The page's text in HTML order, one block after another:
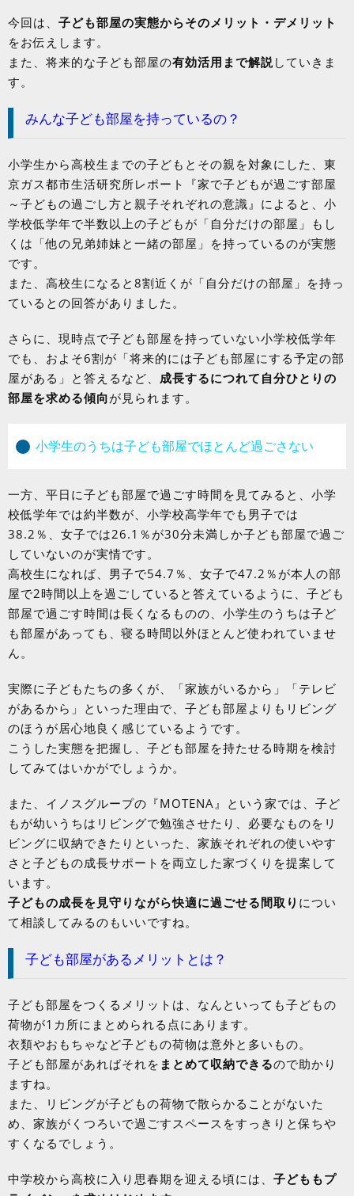
今回は、 子ども部屋の実態からそのメリット・デメリット
をお伝えします。
また、将来的な子ども部屋の有効活用まで解説していきま
す。
みんな子ども部屋を持っているの？
小学生から高校生までの子どもとその親を対象にした、東
京ガス都市生活研究所レポート『家で子どもが過ごす部屋
～子どもの過ごし方と親子それぞれの意識』によると、小
学校低学年で半数以上の子どもが「自分だけの部屋」もし
くは「他の兄弟姉妹と一緒の部屋」を持っているのが実態
です。
また、高校生になると8割近くが「自分だけの部屋」を持っ
ているとの回答がありました。
さらに、現時点で子ども部屋を持っていない小学校低学年
でも、およそ6割が「将来的には子ども部屋にする予定の部
屋がある」と答えるなど、 成長するにつれて自分ひとりの
部屋を求める傾向が見られます。
小学生のうちは子ども部屋でほとんど過ごさない
一方、平日に子ども部屋で過ごす時間を見てみると、小学
校低学年では約半数が、小学校高学年でも男子では
38.2％、女子では26.1％が30分未満しか子ども部屋で過ご
していないのが実情です。
高校生になれば、男子で54.7％、女子で47.2％が本人の部
屋で2時間以上を過ごしていると答えているように、子ども
部屋で過ごす時間は長くなるものの、小学生のうちは子ど
も部屋があっても、寝る時間以外ほとんど使われていませ
ん。
実際に子どもたちの多くが、「家族がいるから」「テレビ
があるから」といった理由で、子ども部屋よりもリビング
のほうが居心地良く感じているようです。
こうした実態を把握し、子ども部屋を持たせる時期を検討
してみてはいかがでしょうか。
また、イノスグループの『MOTENA』という家では、子ど
もが幼いうちはリビングで勉強させたり、必要なものをリ
ビングに収納できたりといった、家族それぞれの使いやす
さと子どもの成長サポートを両立した家づくりを提案して
います。
子どもの成長を見守りながら快適に過ごせる間取り につい
て相談してみるのもいいですね。
子ども部屋があるメリットとは？
子ども部屋をつくるメリットは、なんといっても子どもの
荷物が1カ所にまとめられる点にあります。
衣類やおもちゃなど子どもの荷物は意外と多いもの。
子ども部屋があればそれを まとめて収納できるので助かり
ますね。
また、リビングが子どもの荷物で散らかることがないた
め、家族がくつろいで過ごすスペースをすっきりと保ちや
すくなるでしょう。
中学校から高校に入り思春期を迎える頃には、 子どももプ